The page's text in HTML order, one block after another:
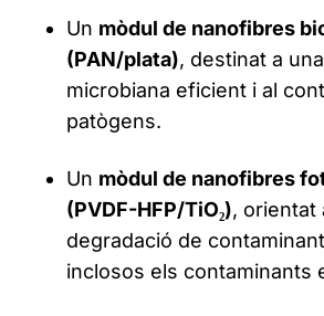
Un mòdul de nanofibres
(PAN/plata), destinat a
microbiana eficient i al
patògens.
Un mòdul de nanofibres
(PVDF-HFP/TiO₂), orientat
degradació de
inclosos els contaminants